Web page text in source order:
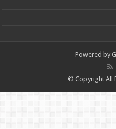
Powered by
© Copyright All